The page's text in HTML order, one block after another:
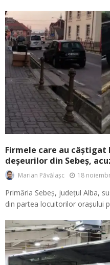
Firmele care au
deșeurilor din Sebeș,
Marian Păvălașc 18
Primăria Sebeș, județul Alba,
din partea locuitorilor orașului